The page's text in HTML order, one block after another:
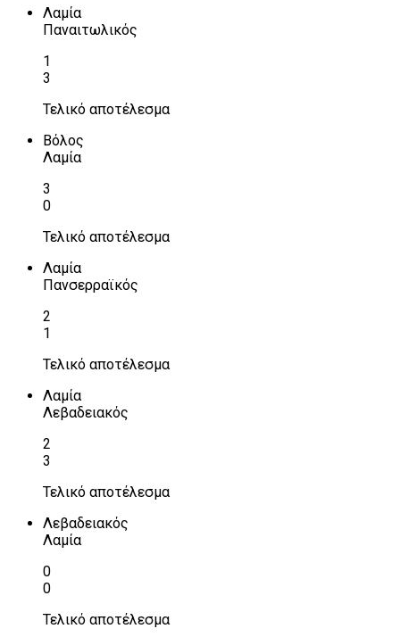
Λαμία
Παναιτωλικός
1
3
Τελικό αποτέλεσμα
Βόλος
Λαμία
3
0
Τελικό αποτέλεσμα
Λαμία
Πανσερραϊκός
2
1
Τελικό αποτέλεσμα
Λαμία
Λεβαδειακός
2
3
Τελικό αποτέλεσμα
Λεβαδειακός
Λαμία
0
0
Τελικό αποτέλεσμα